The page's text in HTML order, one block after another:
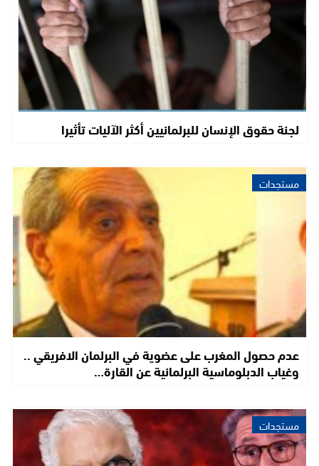
لجنة حقوق الإنسان للبرلمانيين أكثر الآليات تأثيرا
مستجدات
عدم حصول المغرب على عضوية في البرلمان الافريقي ..
وغياب الدبلوماسية البرلمانية عن القارة…
مستجدات